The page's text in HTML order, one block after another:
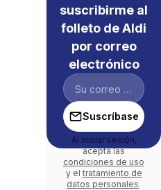
suscribirme al
folleto de Aldi
por correo
electrónico
Suscríbase
Al iniciar sesión,
acepta las
condiciones de uso
y el tratamiento de
datos personales.